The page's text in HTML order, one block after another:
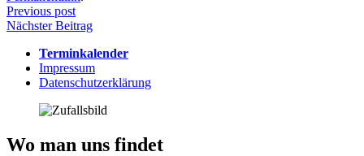
Beitragsnavigation
Previous post
Nächster Beitrag
Terminkalender
Impressum
Datenschutzerklärung
Wo man uns findet